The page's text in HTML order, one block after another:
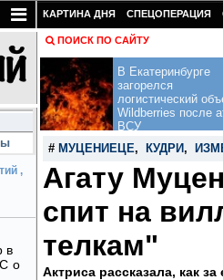
,
в
о
КАРТИНА ДНЯ СПЕЦОПЕРАЦИЯ
ПОИСК ПО САЙТУ
В Екатеринбурге
загорелся
логистический
Wildberries после
ВСУ
# МУЦЕНИЕЦЕ, КУДРИ ,
Агату
спит на
телкам"
Актриса рассказала, как